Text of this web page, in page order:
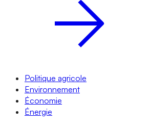
Politique agricole
Environnement
Économie
Énergie